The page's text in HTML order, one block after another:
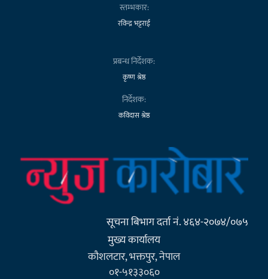
स्तम्भकार:
रविन्द्र भट्टराई
प्रबन्ध निर्देशक:
कृष्ण श्रेष्ठ
निर्देशक:
कविदास श्रेष्ठ
सूचना बिभाग दर्ता नं. ४६४-२०७४/०७५
मुख्य कार्यालय
कौशलटार, भक्तपुर, नेपाल
०१-५१३३०६०